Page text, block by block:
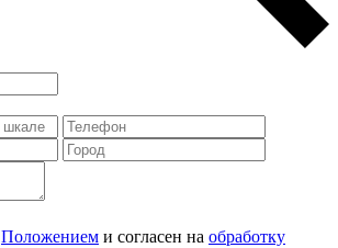
Положением и согласен на обработку